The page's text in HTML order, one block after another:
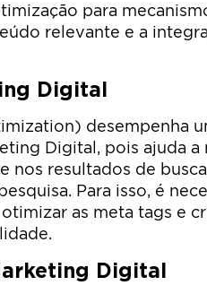
para
relevante e a
Digital
desempenha
Digital, pois ajuda a
nos resultados de
Para isso, é
as meta tags e
Digital